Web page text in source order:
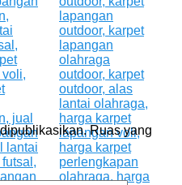
Ruas yang